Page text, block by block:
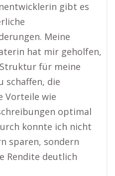
gibt es
Meine
hat mir geholfen,
für meine
schaffen, die
Vorteile wie
optimal
konnte ich nicht
sparen, sondern
Rendite deutlich